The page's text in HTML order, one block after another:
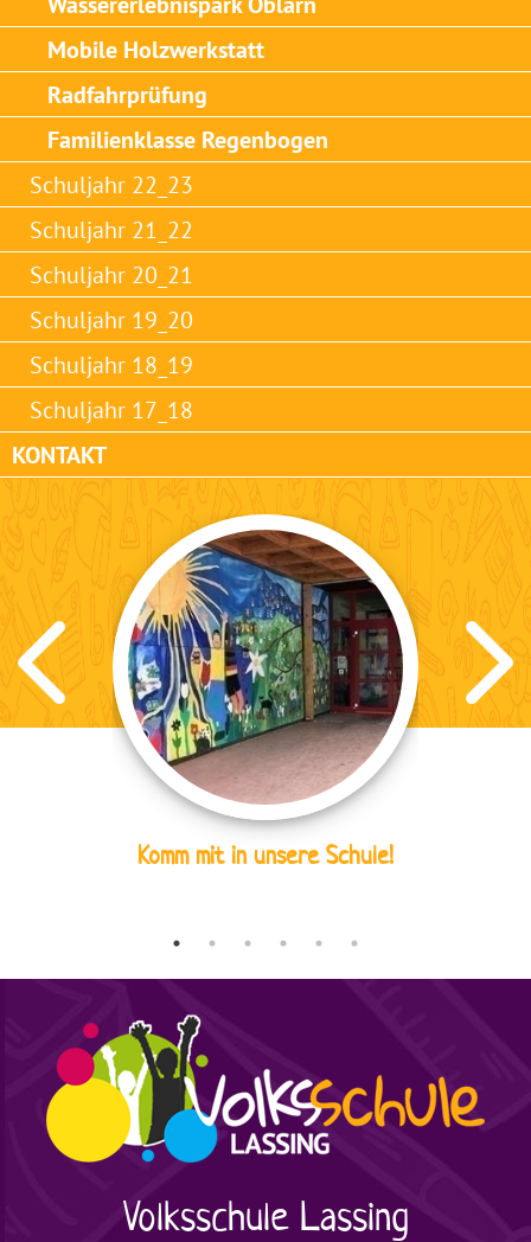
Mobile Holzwerkstatt
Radfahrprüfung
Familienklasse Regenbogen
Schuljahr 22_23
Schuljahr 21_22
Schuljahr 20_21
Schuljahr 19_20
Schuljahr 18_19
Schuljahr 17_18
KONTAKT
Komm mit in unsere Schule!
VolksschuleLassing